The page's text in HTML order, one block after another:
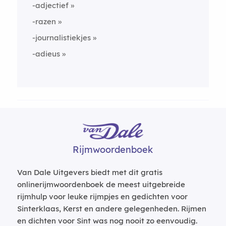
-adjectief
-razen
-journalistiekjes
-adieus
Rijmwoordenboek
Van Dale Uitgevers biedt met dit gratis
onlinerijmwoordenboek de meest uitgebreide
rijmhulp voor leuke rijmpjes en gedichten voor
Sinterklaas, Kerst en andere gelegenheden. Rijmen
en dichten voor Sint was nog nooit zo eenvoudig.